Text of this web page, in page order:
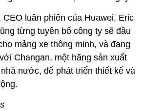
CEO luân phiên của Huawei, Eric
từng tuyên bố công ty sẽ đầu
mảng xe thông minh, và đang
Changan, một hãng sản xuất
nước, để phát triển thiết kế và